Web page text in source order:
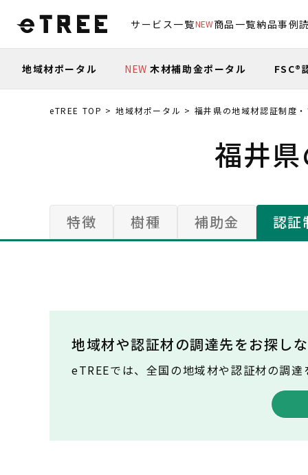
サービス一覧NEW商品一覧納品事例
地域材ポータル NEW 木材補助金ポータル FSC®
eTREE TOP 地域材ポータル 福井県の地域材認証制度
福井
特徴 樹種 補助金 認証
地域材や認証材の調達先をお探し
eTREEでは、全国の地域材や認証材の調